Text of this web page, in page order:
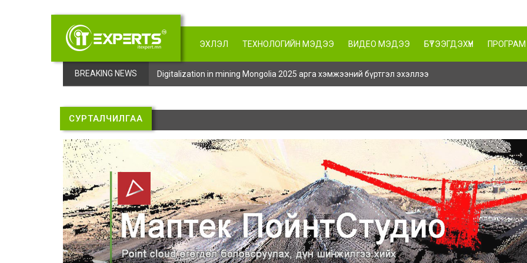
ЭХЛЭЛ ТЕХНОЛОГИЙН МЭДЭЭ ВИДЕО МЭДЭЭ БҮТЭЭГДЭХҮҮН ПРОГРАМ
BREAKING NEWS Digitalization in mining Mongolia 2025 арга хэмжээний бүртгэл эхэллээ
СУРТАЛЧИЛГАА